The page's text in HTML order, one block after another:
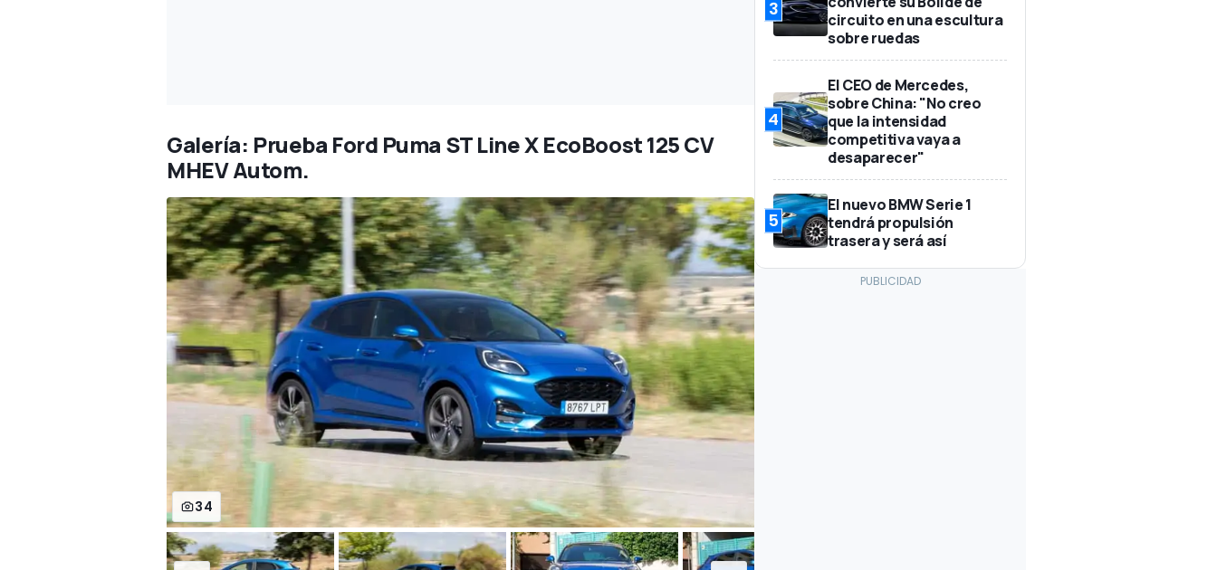
Galería: Prueba Ford Puma ST Line X EcoBoost 125 CV
MHEV Autom.
34
3
circuito en una escultura
sobre ruedas
4
El CEO de Mercedes,
sobre China: "No creo
que la intensidad
competitiva vaya a
desaparecer"
5
El nuevo BMW Serie 1
tendrá propulsión
trasera y será así